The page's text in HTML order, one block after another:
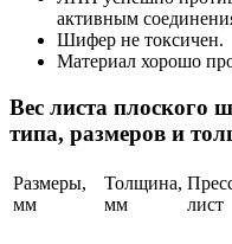
активным
Шифер не токсичен.
Материал хорошо
Вес листа плоского
типа, размеров и
Размеры,
мм
Толщина,
мм
лист